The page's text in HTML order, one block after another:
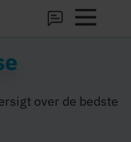
over de bedste